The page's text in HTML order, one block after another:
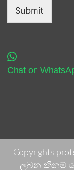
Submit
Chat on
Copyrights
ලබන කිනම්